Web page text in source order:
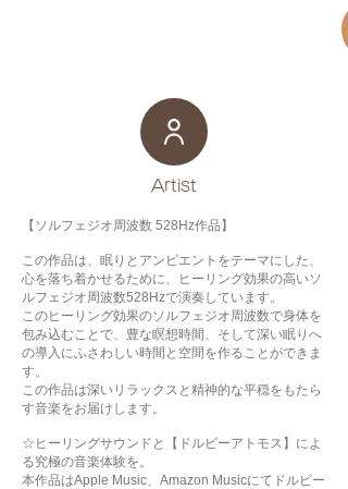
​Artist
【ソルフェジオ周波数 528Hz作品】
この作品は、眠りとアンビエントをテーマにした、
心を落ち着かせるために、ヒーリング効果の高いソ
ルフェジオ周波数528Hzで演奏しています。
このヒーリング効果のソルフェジオ周波数で身体を
包み込むことで、豊な瞑想時間、そして深い眠りへ
の導入にふさわしい時間と空間を作ることができま
す。
この作品は深いリラックスと精神的な平穏をもたら
す音楽をお届けします。
☆ヒーリングサウンドと【ドルビーアトモス】によ
る究極の音楽体験を。
本作品はApple Music、Amazon Musicにてドルビー